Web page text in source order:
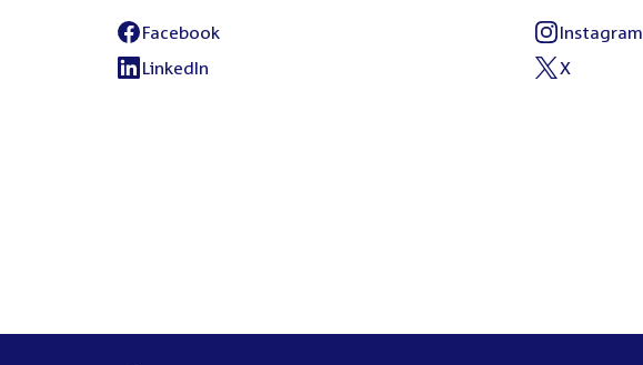
External
link:
Facebook
External
link:
Instagram
External
LinkedIn
External
X